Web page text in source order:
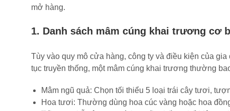
mở hàng.
1. Danh sách mâm cúng khai trương cơ
Tùy vào quy mô cửa hàng, công ty và điều kiện của
tục truyền thống, một mâm cúng khai trương thường
Mâm ngũ quả: Chọn tối thiểu 5 loại trái cây tươi,
Hoa tươi: Thường dùng hoa cúc vàng hoặc hoa